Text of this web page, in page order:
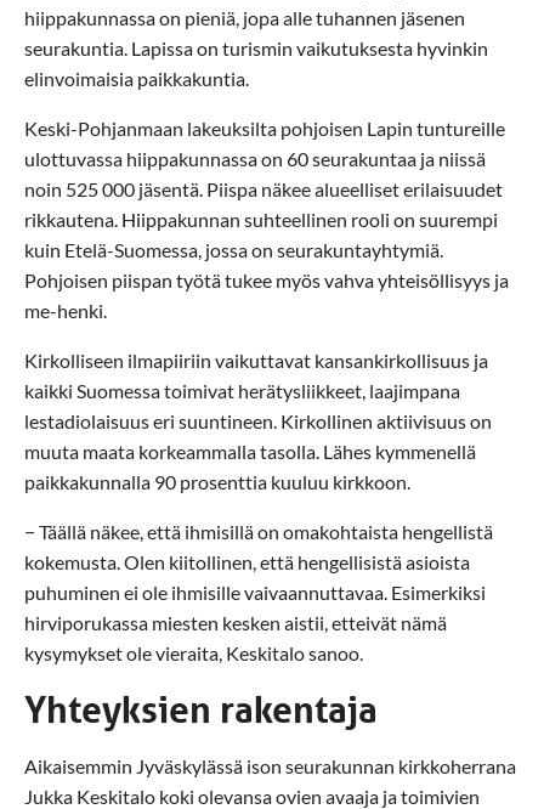
hiippakunnassa on pieniä, jopa alle tuhannen jäsenen
seurakuntia. Lapissa on turismin vaikutuksesta hyvinkin
elinvoimaisia paikkakuntia.
Keski-Pohjanmaan lakeuksilta pohjoisen Lapin tuntureille
ulottuvassa hiippakunnassa on 60 seurakuntaa ja niissä
noin 525 000 jäsentä. Piispa näkee alueelliset erilaisuudet
rikkautena. Hiippakunnan suhteellinen rooli on suurempi
kuin Etelä-Suomessa, jossa on seurakuntayhtymiä.
Pohjoisen piispan työtä tukee myös vahva yhteisöllisyys ja
me-henki.
Kirkolliseen ilmapiiriin vaikuttavat kansankirkollisuus ja
kaikki Suomessa toimivat herätysliikkeet, laajimpana
lestadiolaisuus eri suuntineen. Kirkollinen aktiivisuus on
muuta maata korkeammalla tasolla. Lähes kymmenellä
paikkakunnalla 90 prosenttia kuuluu kirkkoon.
− Täällä näkee, että ihmisillä on omakohtaista hengellistä
kokemusta. Olen kiitollinen, että hengellisistä asioista
puhuminen ei ole ihmisille vaivaannuttavaa. Esimerkiksi
hirviporukassa miesten kesken aistii, etteivät nämä
kysymykset ole vieraita, Keskitalo sanoo.
Yhteyksien rakentaja
Aikaisemmin Jyväskylässä ison seurakunnan kirkkoherrana
Jukka Keskitalo koki olevansa ovien avaaja ja toimivien